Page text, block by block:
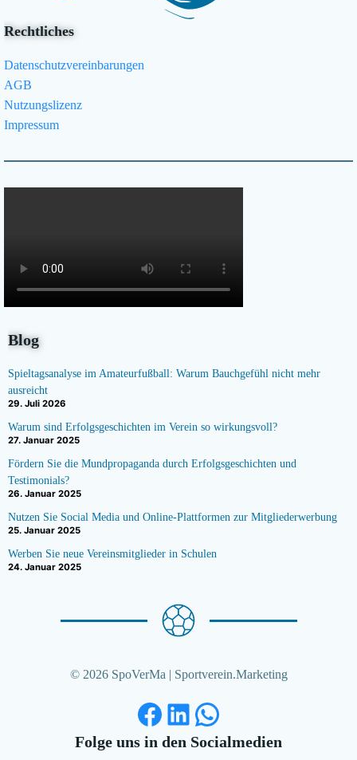
Rechtliches
Datenschutzvereinbarungen
AGB
Nutzungslizenz
Impressum
Blog
Spieltagsanalyse im Amateurfußball: Warum Bauchgefühl nicht mehr
ausreicht
29. Juli 2026
Warum sind Erfolgsgeschichten im Verein so wirkungsvoll?
27. Januar 2025
Fördern Sie die Mundpropaganda durch Erfolgsgeschichten und
Testimonials?
26. Januar 2025
Nutzen Sie Social Media und Online-Plattformen zur Mitgliederwerbung
25. Januar 2025
Werben Sie neue Vereinsmitglieder in Schulen
24. Januar 2025
© 2026 SpoVerMa | Sportverein.Marketing
Facebook
LinkedIn
WhatsApp
Folge uns in den Socialmedien